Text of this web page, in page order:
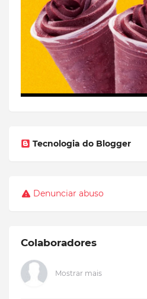
Tecnologia do Blogger
Denunciar abuso
Colaboradores
Mostrar mais